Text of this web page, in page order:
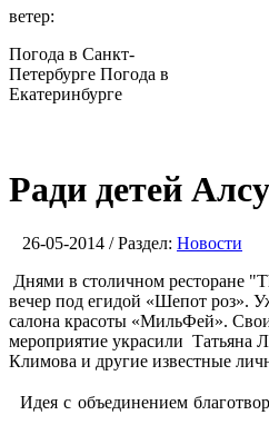
ветер:
Погода в Санкт-
Петербурге Погода в
Екатеринбурге
Ради детей
26-05-2014 / Раздел: Новости
Днями в столичном ресторане
вечер под егидой «Шепот роз».
салона красоты «МильФей».
мероприятие украсили Татьяна
Климова и другие известные
Идея с объединением